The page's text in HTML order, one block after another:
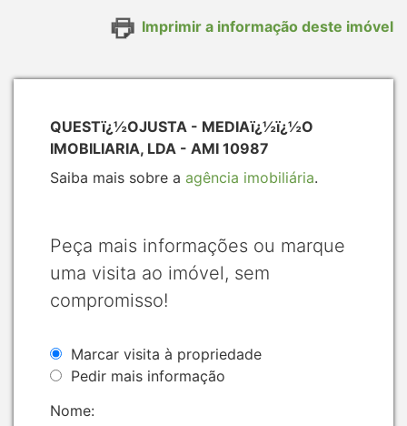
Imprimir a informação deste imóvel
QUESTï¿½OJUSTA - MEDIAï¿½ï¿½O
IMOBILIARIA, LDA - AMI 10987
Saiba mais sobre a agência imobiliária.
Peça mais informações ou marque
uma visita ao imóvel, sem
compromisso!
Marcar visita à propriedade
Pedir mais informação
Nome: